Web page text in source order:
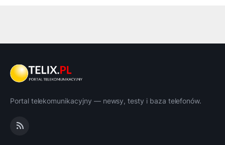
Portal telekomunikacyjny — newsy, testy i baza telefonów.